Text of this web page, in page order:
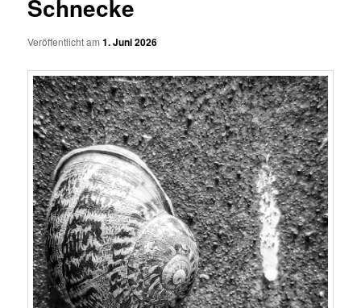
Schnecke
Veröffentlicht am1. Juni 2026